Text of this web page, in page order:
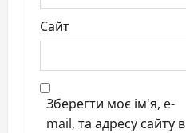
Сайт
Зберегти моє ім'я, e-
mail, та адресу сайту в